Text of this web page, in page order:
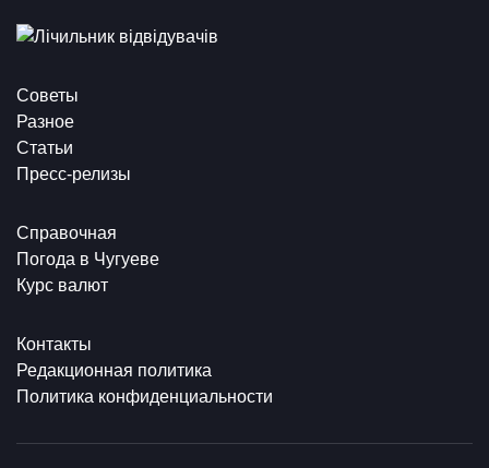
Советы
Разное
Статьи
Пресс-релизы
Справочная
Погода в Чугуеве
Курс валют
Контакты
Редакционная политика
Политика конфиденциальности